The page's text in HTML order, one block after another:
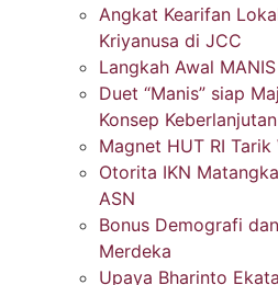
Angkat Kearifan
Kriyanusa di JCC
Langkah Awal
Duet “Manis” siap
Konsep Keberlanjutan
Magnet HUT RI Tarik
Otorita IKN
ASN
Bonus Demografi
Merdeka
Upaya Bharinto